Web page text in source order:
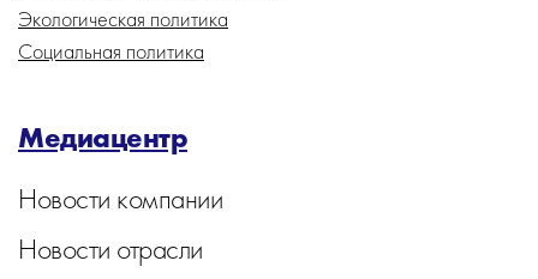
Экологическая политика
Социальная политика
Медиацентр
Новости компании
Новости отрасли